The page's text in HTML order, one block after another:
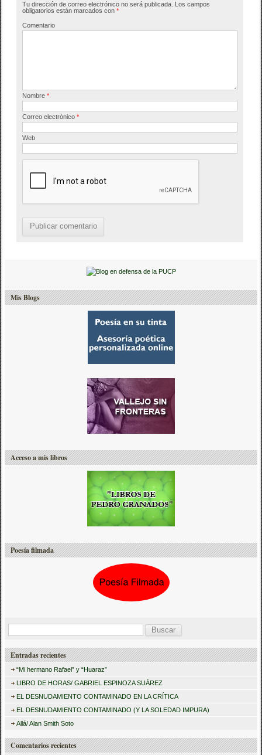
o
o
tir
Tu dirección de correo electrónico no será publicada.
Los campos
obligatorios están marcados con*
Comentario
Nombre*
Correo electrónico*
Web
Mis Blogs
Acceso a mis libros
Poesía filmada
s
r
Entradas recientes
“Mi hermano Rafael” y “Huaraz”
LIBRO DE HORAS/ GABRIEL ESPINOZA SUÁREZ
EL DESNUDAMIENTO CONTAMINADO EN LA CRÍTICA
EL DESNUDAMIENTO CONTAMINADO (Y LA SOLEDAD IMPURA)
Allá/ Alan Smith Soto
Comentarios recientes